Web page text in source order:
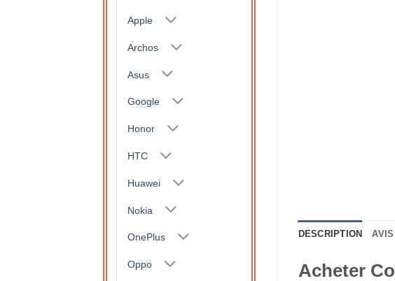
Apple
Archos
Asus
Google
Honor
HTC
Huawei
Nokia
OnePlus
Oppo
DESCRIPTION
Acheter